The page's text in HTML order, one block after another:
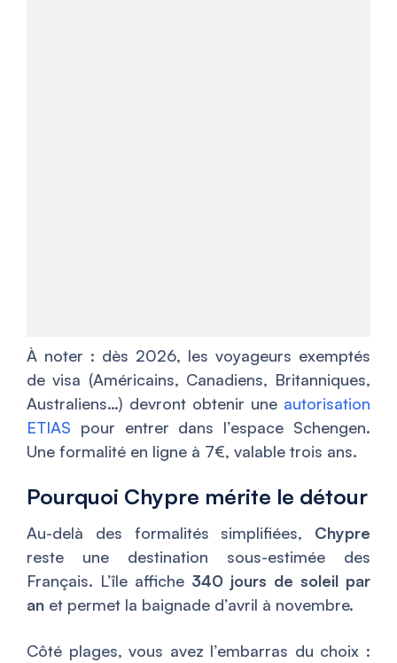
À noter : dès 2026, les voyageurs exemptés
de visa (Américains, Canadiens, Britanniques,
Australiens…) devront obtenir une autorisation
ETIAS pour entrer dans l’espace Schengen.
Une formalité en ligne à 7€, valable trois ans.
Pourquoi Chypre mérite le détour
Au-delà des formalités simplifiées, Chypre
reste une destination sous-estimée des
Français. L’île affiche 340 jours de soleil par
an et permet la baignade d’avril à novembre.
Côté plages, vous avez l’embarras du choix :